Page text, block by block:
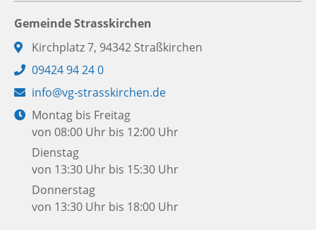
Gemeinde Strasskirchen
Adresse:
Kirchplatz 7, 94342 Straßkirchen
Telefon:
09424 94 24 0
E-
Mail:
info@vg-strasskirchen.de
Öffnungszeiten:
Montag bis Freitag
von 08:00 Uhr bis 12:00 Uhr
Dienstag
von 13:30 Uhr bis 15:30 Uhr
Donnerstag
von 13:30 Uhr bis 18:00 Uhr